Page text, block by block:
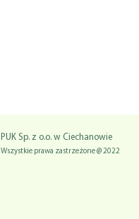
PUK Sp. z o.o. w Ciechanowie
Wszystkie prawa zastrzeżone @ 2022